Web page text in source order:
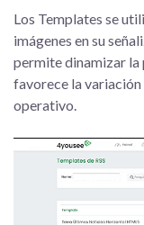
Los Templates se
imágenes en su
permite dinamizar la
favorece la
operativo.